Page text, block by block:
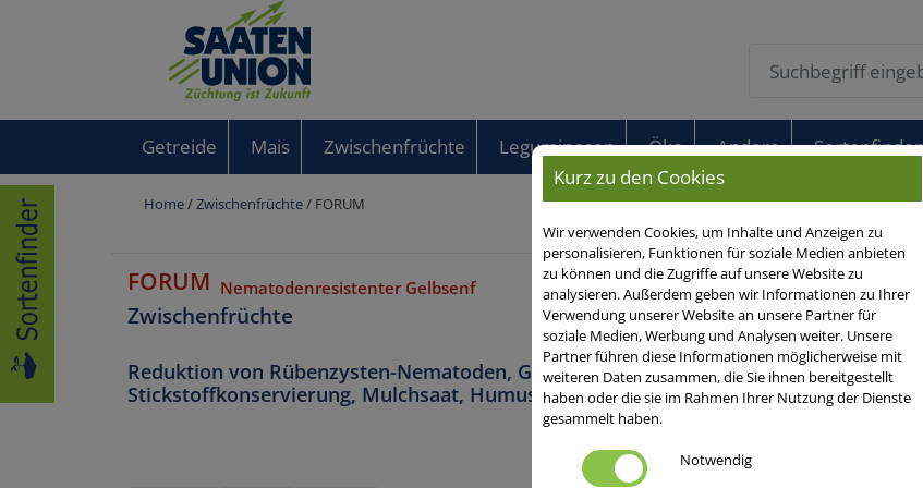
Getreide Mais Zwischenfrüchte Leguminosen Öko Andere Sortenfinder
Home/Zwischenfrüchte/ FORUM
FORUM Nematodenresistenter Gelbsenf
Zwischenfrüchte
Reduktion von Rübenzysten-Nematoden, Gründüngung, Wasserschutz /
Stickstoffkonservierung, Mulchsaat, Humusaufbau, Erosionsschutz
Kurz zu den Cookies
Wir verwenden Cookies, um Inhalte und Anzeigen zu
personalisieren, Funktionen für soziale Medien anbieten
zu können und die Zugriffe auf unsere Website zu
analysieren. Außerdem geben wir Informationen zu Ihrer
Verwendung unserer Website an unsere Partner für
soziale Medien, Werbung und Analysen weiter. Unsere
Partner führen diese Informationen möglicherweise mit
weiteren Daten zusammen, die Sie ihnen bereitgestellt
haben oder die sie im Rahmen Ihrer Nutzung der Dienste
gesammelt haben.
Notwendig